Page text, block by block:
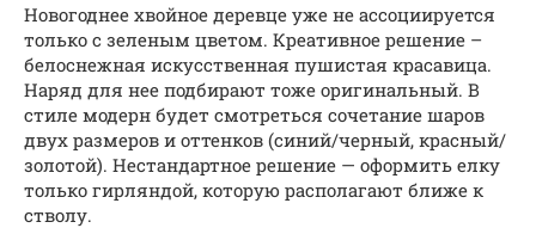
Новогоднее хвойное деревце уже не ассоциируется
только с зеленым цветом. Креативное решение –
белоснежная искусственная пушистая красавица.
Наряд для нее подбирают тоже оригинальный. В
стиле модерн будет смотреться сочетание шаров
двух размеров и оттенков (синий/черный, красный/
золотой). Нестандартное решение — оформить елку
только гирляндой, которую располагают ближе к
стволу.